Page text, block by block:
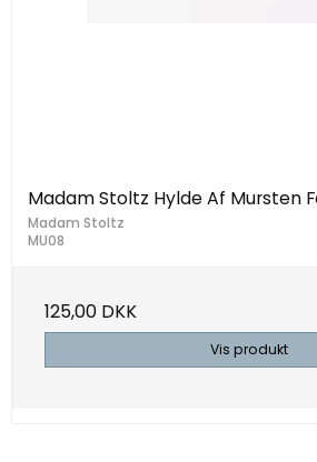
Madam Stoltz Hylde Af Mursten
Madam Stoltz
MU08
125,00 DKK
Vis produkt